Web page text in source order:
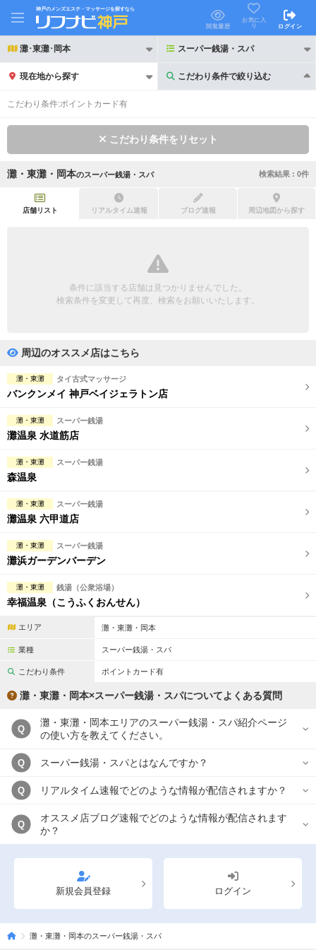
神戸のメンズエステ・マッサージを探すなら
閲覧履歴
お気に入
り
ログイン
灘･東灘･岡本 スーパー銭湯・スパ
現在地から探す こだわり条件で絞り込む
こだわり条件で絞り込む
初回割引あり リピーター割引あり
団体様歓迎
ペアルームあり
フットバスあり
日本人スタッフのみ
スタッフ指名可
こだわり条件:ポイントカード有
こだわり条件をリセット
灘・東灘・岡本のスーパー銭湯・スパ 検索結果 : 0件
店舗リスト リアルタイム速報 ブログ速報 周辺地図から探す
条件に該当する店舗は見つかりませんでした。
検索条件を変更して再度、検索をお願いいたします。
周辺のオススメ店はこちら
灘・東灘 タイ古式マッサージ
バンクンメイ 神戸ベイジェラトン店
灘・東灘 スーパー銭湯
灘温泉 水道筋店
灘・東灘 スーパー銭湯
森温泉
灘・東灘 スーパー銭湯
灘温泉 六甲道店
灘・東灘 スーパー銭湯
灘浜ガーデンバーデン
灘・東灘 銭湯（公衆浴場）
幸福温泉（こうふくおんせん）
エリア 灘・東灘・岡本
業種 スーパー銭湯・スパ
こだわり条件 ポイントカード有
灘・東灘・岡本×スーパー銭湯・スパについてよくある質問
Q
灘・東灘・岡本エリアのスーパー銭湯・スパ紹介ページ
の使い方を教えてください。
Q スーパー銭湯・スパとはなんですか？
Q リアルタイム速報でどのような情報が配信されますか？
Q
オススメ店ブログ速報でどのような情報が配信されます
か？
新規会員登録 ログイン
灘・東灘・岡本のスーパー銭湯・スパ